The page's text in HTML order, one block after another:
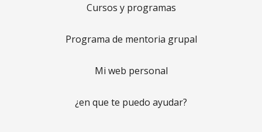
Cursos y programas
Programa de mentoria grupal
Mi web personal
¿en que te puedo ayudar?